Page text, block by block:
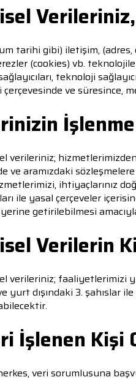
tarihi gibi) iletişim,
(cookies) vb.
teknoloji
ve süresince,
İşlenme
verileriniz;
aramızdaki
ihtiyaçlarınız
ile yasal çerçeveler
getirilebilmesi
Verilerin
verileriniz; faaliyetlerimizi
yurt dışındaki 3.
İşlenen Kişi
veri sorumlusuna